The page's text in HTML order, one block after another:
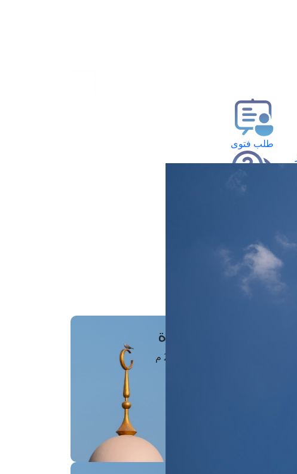
طلب فتوى
حجز موعد
مَواقِيتُ الصَّـــلاة